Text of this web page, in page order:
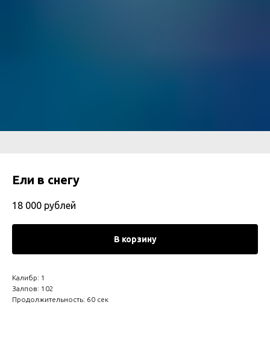
Ели в снегу
18 000 рублей
В корзину
Калибр: 1
Залпов: 102
Продолжительность: 60 сек